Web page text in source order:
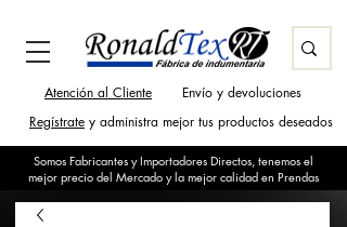
Regístrate y administra mejor tus productos deseados
Somos Fabricantes y Importadores Directos, tenemos el
mejor precio del Mercado y la mejor calidad en Prendas
Atención al Cliente Envío y devoluciones